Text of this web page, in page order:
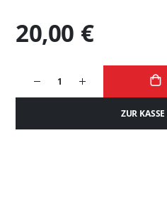
ZUR
20,00 €